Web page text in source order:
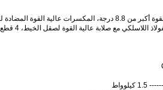
5مكونات السلامة: جميع المسامير هي المسامير عالية القوة